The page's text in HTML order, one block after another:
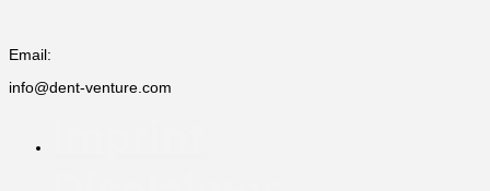
Email:
info@dent-venture.com